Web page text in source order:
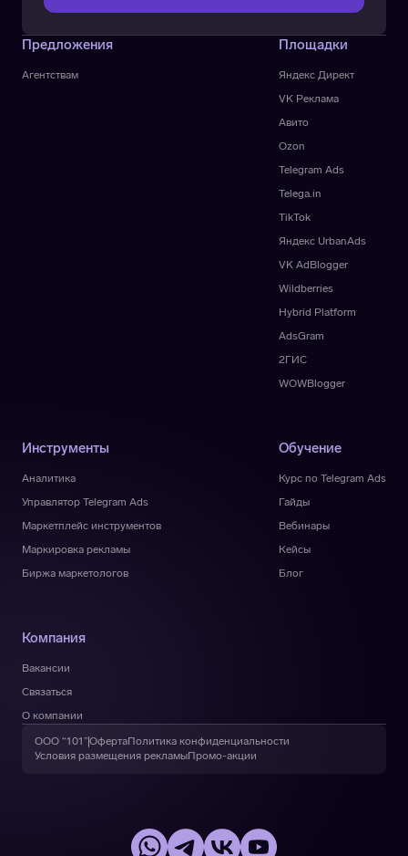
Предложения
Агентствам Яндекс Директ
VK Реклама
Площадки
Авито
Ozon
Telegram Ads
Telega.in
TikTok
Яндекс UrbanAds
VK AdBlogger
Wildberries
Hybrid Platform
AdsGram
2ГИС
WOWBlogger
Инструменты
Аналитика
Управлятор Telegram Ads
Маркетплейс инструментов
Маркировка рекламы
Биржа маркетологов
Обучение
Курс по Telegram Ads
Гайды
Вебинары
Кейсы
Блог
Компания
Вакансии
Связаться
О компании
ООО “101”Оферта Политика конфиденциальности
Условия размещения рекламы Промо-акции